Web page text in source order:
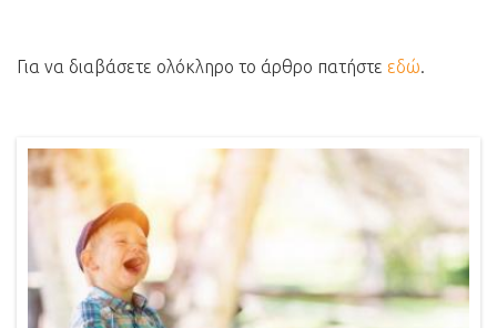
Για να διαβάσετε ολόκληρο το άρθρο πατήστε εδώ.